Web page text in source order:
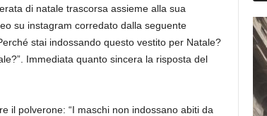
di natale trascorsa assieme alla sua
su instagram corredato dalla seguente
stai indossando questo vestito per Natale?
Immediata quanto sincera la risposta del
il polverone: “I maschi non indossano abiti da